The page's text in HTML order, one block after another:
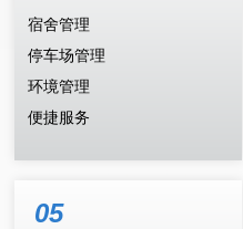
宿舍管理
停车场管理
环境管理
便捷服务
05